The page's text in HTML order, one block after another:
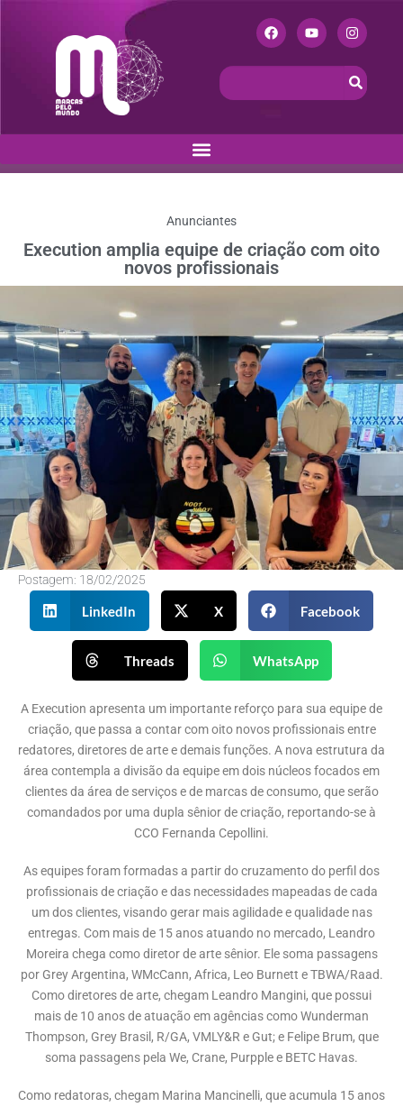
Anunciantes
Execution amplia equipe de criação com oito
novos profissionais
Postagem: 18/02/2025
LinkedIn X Facebook
Threads WhatsApp
A Execution apresenta um importante reforço para sua equipe de
criação, que passa a contar com oito novos profissionais entre
redatores, diretores de arte e demais funções. A nova estrutura da
área contempla a divisão da equipe em dois núcleos focados em
clientes da área de serviços e de marcas de consumo, que serão
comandados por uma dupla sênior de criação, reportando-se à
CCO Fernanda Cepollini.
As equipes foram formadas a partir do cruzamento do perfil dos
profissionais de criação e das necessidades mapeadas de cada
um dos clientes, visando gerar mais agilidade e qualidade nas
entregas. Com mais de 15 anos atuando no mercado, Leandro
Moreira chega como diretor de arte sênior. Ele soma passagens
por Grey Argentina, WMcCann, Africa, Leo Burnett e TBWA/Raad.
Como diretores de arte, chegam Leandro Mangini, que possui
mais de 10 anos de atuação em agências como Wunderman
Thompson, Grey Brasil, R/GA, VMLY&R e Gut; e Felipe Brum, que
soma passagens pela We, Crane, Purpple e BETC Havas.
Como redatoras, chegam Marina Mancinelli, que acumula 15 anos